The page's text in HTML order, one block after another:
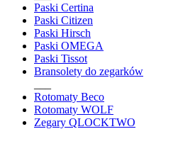
Paski Certina
Paski Citizen
Paski Hirsch
Paski OMEGA
Paski Tissot
Bransolety do zegarków
Rotomaty Beco
Rotomaty WOLF
Zegary QLOCKTWO